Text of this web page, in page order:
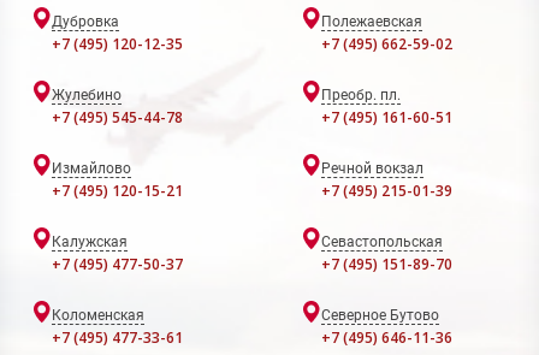
Дубровка
+7 (495) 120-12-35
Полежаевская
+7 (495) 662-59-02
Жулебино
+7 (495) 545-44-78
Преобр. пл.
+7 (495) 161-60-51
Измайлово
+7 (495) 120-15-21
Речной вокзал
+7 (495) 215-01-39
Калужская
+7 (495) 477-50-37
Севастопольская
+7 (495) 151-89-70
Коломенская
+7 (495) 477-33-61
Северное Бутово
+7 (495) 646-11-36